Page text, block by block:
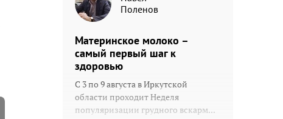
Поленов
Материнское молоко –
самый первый шаг к
здоровью
С 3 по 9 августа в Иркутской
области проходит Неделя
популяризации грудного вскарм...